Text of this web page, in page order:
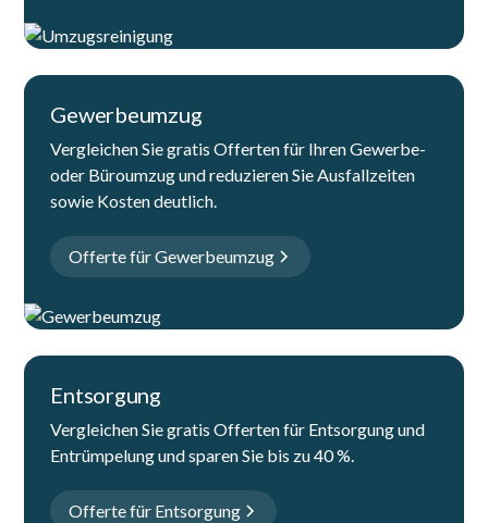
Gewerbeumzug
Vergleichen Sie gratis Offerten für Ihren Gewerbe-
oder Büroumzug und reduzieren Sie Ausfallzeiten
sowie Kosten deutlich.
Offerte für Gewerbeumzug
Entsorgung
Vergleichen Sie gratis Offerten für Entsorgung und
Entrümpelung und sparen Sie bis zu 40 %.
Offerte für Entsorgung